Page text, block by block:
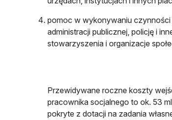
pomoc w wykonywaniu
administracji publicznej, policję i
stowarzyszenia i organizacje
Przewidywane roczne koszty
pracownika socjalnego to ok. 53
pokryte z dotacji na zadania